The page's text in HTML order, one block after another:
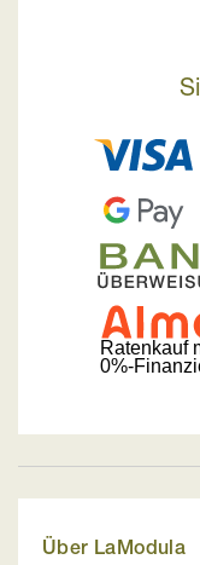
Über LaModula